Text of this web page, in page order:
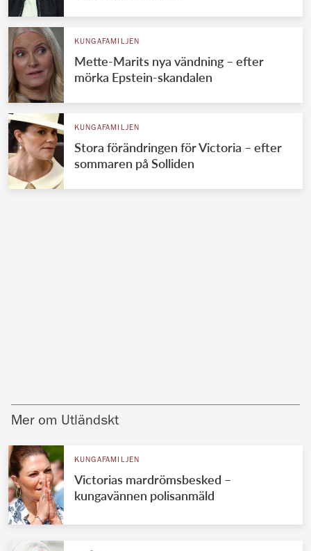
KUNGAFAMILJEN
Mette-Marits nya vändning – efter
mörka Epstein-skandalen
KUNGAFAMILJEN
Stora förändringen för Victoria – efter
sommaren på Solliden
Mer om Utländskt
KUNGAFAMILJEN
Victorias mardrömsbesked –
kungavännen polisanmäld